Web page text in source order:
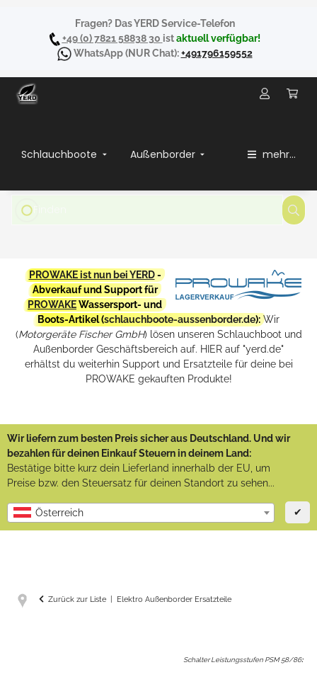
Fragen? Das YERD Service-Telefon
+49 (0) 7821 58838 30 istaktuell verfügbar!
WhatsApp(NUR Chat):+491796159552
Schlauchboote Außenborder mehr...
PROWAKE ist nun bei YERD-
Abverkauf und Support für
PROWAKEWassersport- und
Boots-Artikel (schlauchboote-aussenborder.de): Wir
(Motorgeräte Fischer GmbH) lösen unseren Schlauchboot und
Außenborder Geschäftsbereich auf. HIER auf "yerd.de"
erhältst du weiterhin Support und Ersatzteile für deine bei
PROWAKE gekauften Produkte!
Wir liefern zum besten Preis sicher aus Deutschland. Und wir
bezahlen für deinen Einkauf Steuern in deinem Land:
Bestätige bitte kurz dein Lieferland innerhalb der EU, um
Preise bzw. den Steuersatz für deinen Standort zu sehen...
Österreich ✔
Zurück zur Liste Elektro Außenborder Ersatzteile
Schalter Leistungsstufen PSM 58/86: